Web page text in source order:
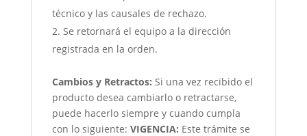
técnico y las causales de rechazo.
Se retornará el equipo a la dirección
registrada en la orden.
Cambios y Retractos: Si una vez recibido el
producto desea cambiarlo o retractarse,
puede hacerlo siempre y cuando cumpla
con lo siguiente: VIGENCIA: Este trámite se